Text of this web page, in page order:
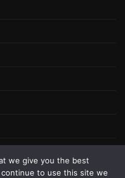
we give you the best
to use this site we